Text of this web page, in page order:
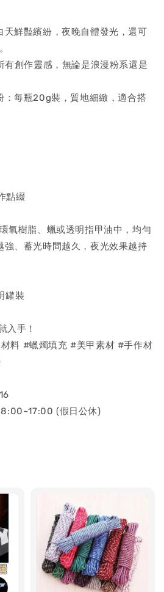
天鮮豔繽紛，夜晚自體發光，還可
有創作靈感，無論是浪漫粉系還是
：每瓶20g裝，質地細緻，適合搭
點綴
氧樹脂、蠟或透明指甲油中，均勻
強、蓄光時間越久，夜光效果越持
罐裝
入手！
料 #蠟燭填充 #美甲素材 #手作材
(假日公休)